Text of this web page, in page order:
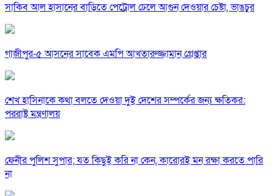
সাকিব আল হাসানের বাড়িতে পেট্রোল ঢেলে আগুন দেওয়ার চেষ্টা, ভাঙচুর
গাজীপুর-৫ আসনের সাবেক এমপি আখতারুজ্জামান গ্রেপ্তার
শেখ হাসিনাকে কথা বলতে দেওয়া দুই দেশের সম্পর্কের জন্য ক্ষতিকর:
পররাষ্ট্র মন্ত্রণালয়
ফেনীর পুলিশ সুপার; যত কিছুই করি না কেন, কারোরই মন রক্ষা করতে পারি
না